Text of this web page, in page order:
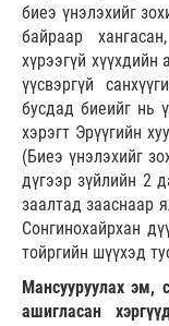
биеэ үнэлэхийг
байраар
хүрээгүй хүүхдийн
үүсвэргүй
бусдад биеийг нь
хэрэгт Эрүүгийн
(Биеэ үнэлэхийг
дүгээр зүйлийн 2
заалтад зааснаар
Сонгинохайрхан
тойргийн шүүхэд
Мансууруулах эм,
ашигласан